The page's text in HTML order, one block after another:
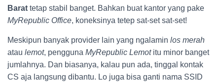
Barat tetap stabil banget. Bahkan buat kantor yang pake
MyRepublic Office, koneksinya tetep sat-set sat-set!
Meskipun banyak provider lain yang ngalamin los merah
atau lemot, pengguna MyRepublic Lemotitu minor banget
jumlahnya. Dan biasanya, kalau pun ada, tinggal kontak
CS aja langsung dibantu. Lo juga bisa ganti nama SSID